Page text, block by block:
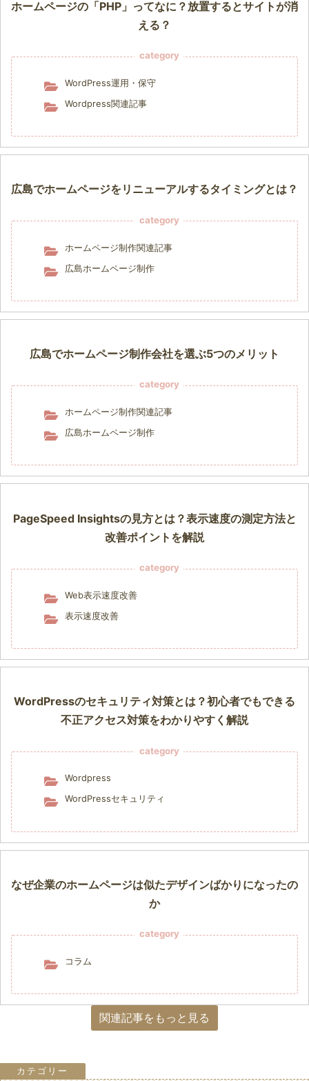
ホームページの「PHP」ってなに？放置するとサイトが消
える？
category
WordPress運用・保守
Wordpress関連記事
広島でホームページをリニューアルするタイミングとは？
category
ホームページ制作関連記事
広島ホームページ制作
広島でホームページ制作会社を選ぶ5つのメリット
category
ホームページ制作関連記事
広島ホームページ制作
PageSpeed Insightsの見方とは？表示速度の測定方法と
改善ポイントを解説
category
Web表示速度改善
表示速度改善
WordPressのセキュリティ対策とは？初心者でもできる
不正アクセス対策をわかりやすく解説
category
Wordpress
WordPressセキュリティ
なぜ企業のホームページは似たデザインばかりになったの
か
category
コラム
関連記事をもっと見る